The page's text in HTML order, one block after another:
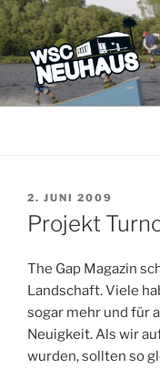
Zum
Inhalt
springen
WSC
Der Verein mit dem
VERÖFFENTLICHT
AM
2. JUNI 2009
Projekt
The Gap Magazin
Landschaft. Viele
sogar mehr und für
Neuigkeit. Als wir
wurden, sollten so